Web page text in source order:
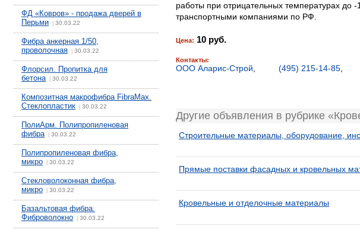
ФД «Ковров» - продажа дверей в
Перьми
30.03.22
Фибра анкерная 1/50,
проволочная
30.03.22
Флорсил. Пропитка для
бетона| 30.03.22
Композитная макрофибра FibraMax.
Стеклопластик
30.03.22
ПолиАрм. Полипропиленовая
фибра| 30.03.22
Полипропиленовая фибра,
микро
30.03.22
Стекловолоконная фибра,
микро
30.03.22
Базальтовая фибра.
Фиброволокно
30.03.22
работы при отрицательных температурах до
транспортными компаниями по РФ.
Цена: 10 руб.
Контакты:
ООО Аларис-Строй (495) 215-14-85
Другие объявления в рубрике
Строительные материалы, оборудование,
Прямые поставки фасадных и кровельных
Кровельные и отделочные материалы